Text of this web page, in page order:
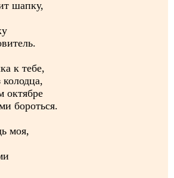
шапку,
к тебе,
октябре
бороться.
моя,